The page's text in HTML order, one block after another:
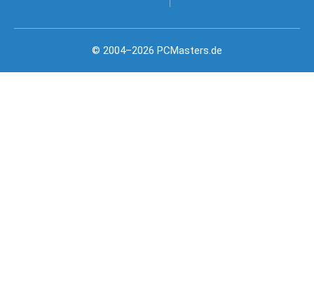
© 2004–2026 PCMasters.de